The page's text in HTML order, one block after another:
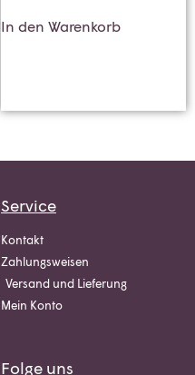
In den Warenkorb
Service
Kontakt
Zahlungsweisen
Versand und Lieferung
Mein Konto
Folge uns